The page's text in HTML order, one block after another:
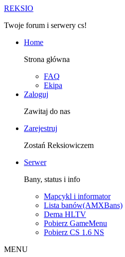
REKSIO
Twoje forum i serwery cs!
Home
Strona główna
FAQ
Ekipa
Zaloguj
Zawitaj do nas
Zarejestruj
Zostań Reksiowiczem
Serwer
Bany, status i info
Mapcykl i informator
Lista banów(AMXBans)
Dema HLTV
Pobierz GameMenu
Pobierz CS 1.6 NS
MENU